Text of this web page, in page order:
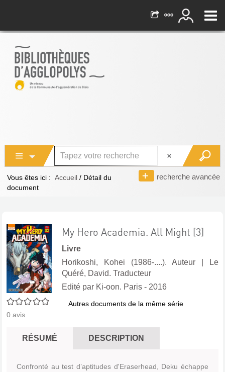
recherche avancée
Vous êtes ici : Accueil / Détail du
document
0/5
0 avis
My Hero Academia. All Might [3]
Livre
Horikoshi, Kohei (1986-....). Auteur
Le
Quéré, David. Traducteur
Edité par Ki-oon. Paris - 2016
Autres documents de la même série
RÉSUMÉ DESCRIPTION
Confronté au test d’aptitudes d'Eraserhead, Deku échappe